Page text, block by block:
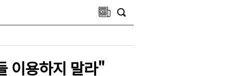
이용하지 말라"